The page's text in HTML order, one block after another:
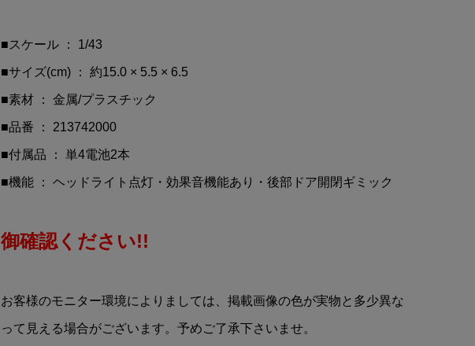
■スケール ： 1/43
■サイズ(cm) ： 約15.0 × 5.5 × 6.5
■素材 ： 金属/プラスチック
■品番 ： 213742000
■付属品 ： 単4電池2本
■機能 ： ヘッドライト点灯・効果音機能あり・後部ドア開閉ギミック
御確認ください!!
お客様のモニター環境によりましては、掲載画像の色が実物と多少異な
って見える場合がございます。予めご了承下さいませ。